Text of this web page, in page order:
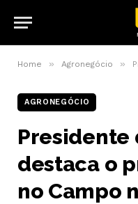
Home » Agronegócio »
AGRONEGÓCIO
Presidente
destaca o
no Campo